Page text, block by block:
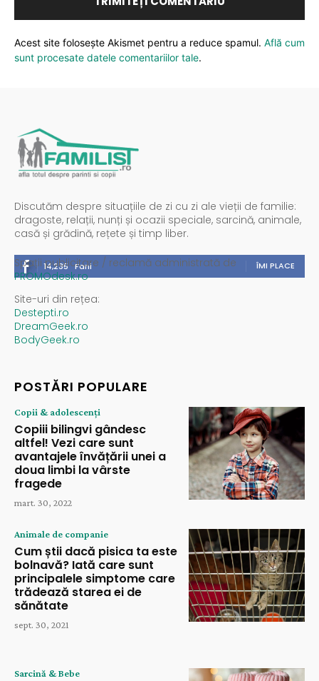
Acest site folosește Akismet pentru a reduce spamul. Află cum
sunt procesate datele comentariilor tale.
Discutăm despre situațiile de zi cu zi ale vieții de familie:
dragoste, relații, nunți și ocazii speciale, sarcină, animale,
casă și grădină, rețete și timp liber.
14,235 Fani ÎMI PLACE
Spații publicitare / reclamă administrată de
PROMOdesk.ro
Site-uri din rețea:
Destepti.ro
DreamGeek.ro
BodyGeek.ro
POSTĂRI POPULARE
Copii & adolescenți
Copiii bilingvi gândesc
altfel! Vezi care sunt
avantajele învățării unei a
doua limbi la vârste
fragede
mart. 30, 2022
Animale de companie
Cum știi dacă pisica ta este
bolnavă? Iată care sunt
principalele simptome care
trădează starea ei de
sănătate
sept. 30, 2021
Sarcină & Bebe